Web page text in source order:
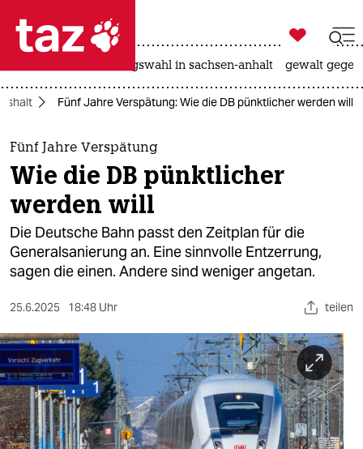
 taz zahl ich
taz zahl ich
themen
politik
öko
gesellschaft
sport
berlin
nord
wahrheit

taz zahl ich
landtagswahl in sachsen-anhalt gewalt
Fünf Jahre Verspätung: Wie die DB pünktlicher werden will
Fünf Jahre Verspätung
Wie die DB pünktlicher
werden will
Die Deutsche Bahn passt den Zeitplan für die
Generalsanierung an. Eine sinnvolle Entzerrung,
sagen die einen. Andere sind weniger angetan.
25.6.2025 18:48 Uhr teilen